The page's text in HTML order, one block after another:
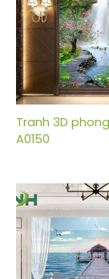
Tranh 3D
A0150